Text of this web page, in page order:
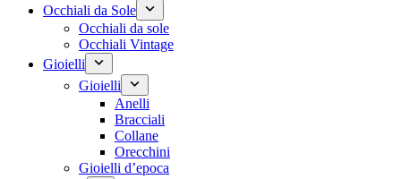
Occhiali da Sole
Occhiali da sole
Occhiali Vintage
Gioielli
Gioielli
Anelli
Bracciali
Collane
Orecchini
Gioielli d’epoca